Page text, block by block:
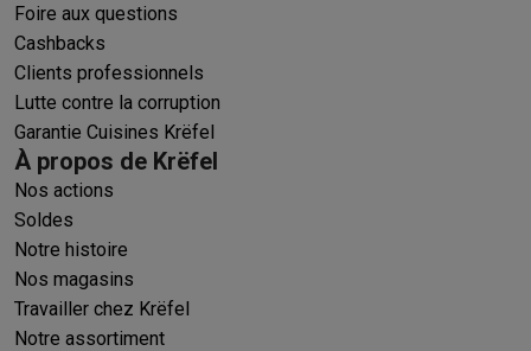
Foire aux questions
Cashbacks
Clients professionnels
Lutte contre la corruption
Garantie Cuisines Krëfel
À propos de Krëfel
Nos actions
Soldes
Notre histoire
Nos magasins
Travailler chez Krëfel
Notre assortiment